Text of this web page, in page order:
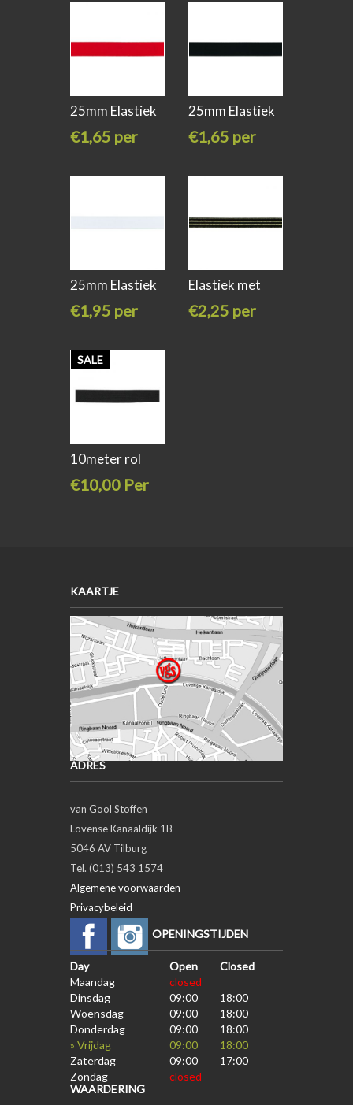
25mm Elastiek
€1,65 per
25mm Elastiek
€1,65 per
25mm Elastiek
€1,95 per
Elastiek met
€2,25 per
SALE
10meter rol
€10,00 Per
KAARTJE
ADRES
van Gool Stoffen
Lovense Kanaaldijk 1B
5046 AV Tilburg
Tel. (013) 543 1574
Algemene voorwaarden
Privacybeleid
OPENINGSTIJDEN
Day Open
Closed
Maandag
closed
Dinsdag
09:00
18:00
Woensdag
09:00
18:00
Donderdag
09:00
18:00
» Vrijdag
09:00
18:00
Zaterdag
09:00
17:00
Zondag
closed
WAARDERING